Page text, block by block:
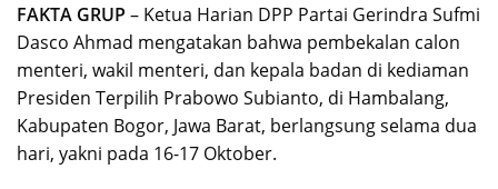
FAKTA GRUP – Ketua Harian DPP Partai Gerindra Sufmi
Dasco Ahmad mengatakan bahwa pembekalan calon
menteri, wakil menteri, dan kepala badan di kediaman
Presiden Terpilih Prabowo Subianto, di Hambalang,
Kabupaten Bogor, Jawa Barat, berlangsung selama dua
hari, yakni pada 16-17 Oktober.